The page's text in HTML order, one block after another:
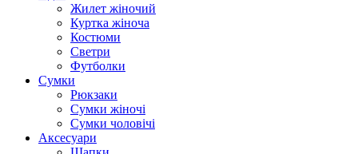
Жилет жіночий
Куртка жіноча
Костюми
Светри
Футболки
Сумки
Рюкзаки
Сумки жіночі
Сумки чоловічі
Аксеcуари